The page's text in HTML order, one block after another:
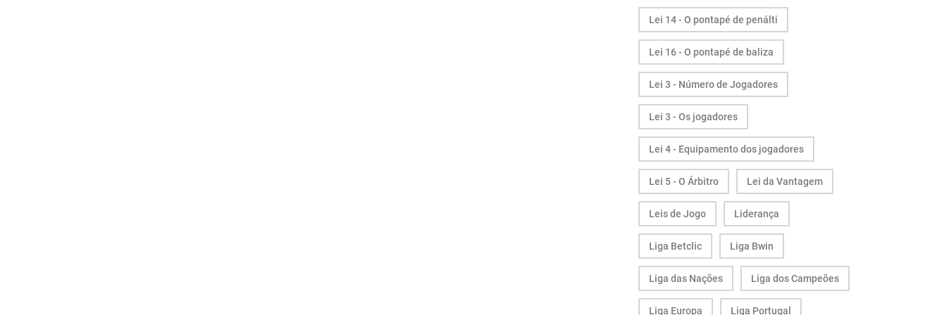
Lei 14 - O pontapé de penálti
Lei 16 - O pontapé de baliza
Lei 3 - Número de Jogadores
Lei 3 - Os jogadores
Lei 4 - Equipamento dos jogadores
Lei 5 - O Árbitro Lei da Vantagem
Leis de Jogo Liderança
Liga Betclic Liga Bwin
Liga das Nações Liga dos Campeões
Liga Europa Liga Portugal